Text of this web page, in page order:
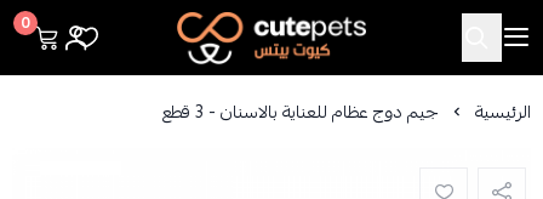
Cutepets
0
الرئيسية جيم دوج عظام للعناية بالاسنان - 3 قطع